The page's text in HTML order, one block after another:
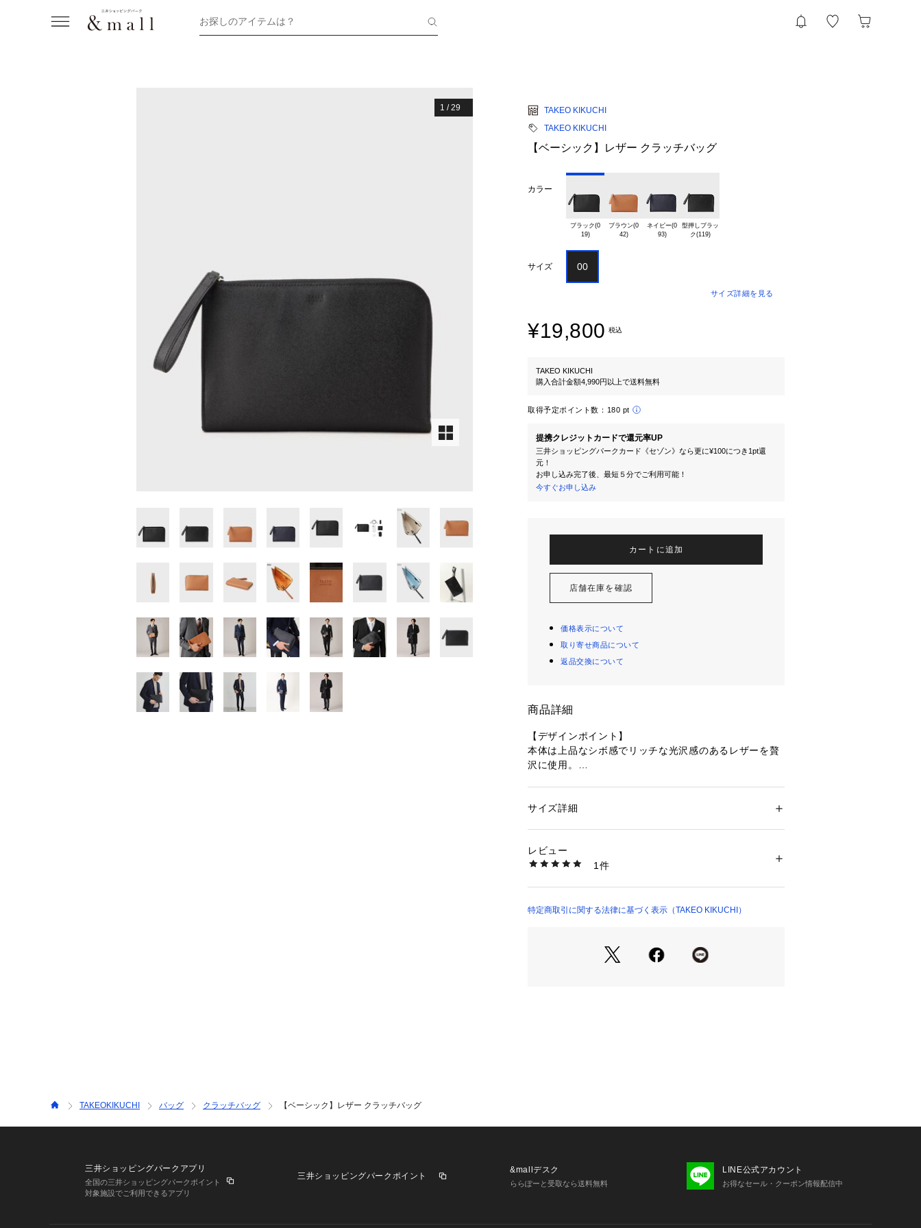
お探しのアイテムは？
1 /29
TAKEO KIKUCHI
TAKEO KIKUCHI
【ベーシック】レザー クラッチバッグ
カラー
ブラック(0
19)
ブラウン(0
42)
ネイビー(0
93)
型押しブラッ
サイズ 00
サイズ詳細を見る
¥19,800 税込
TAKEO KIKUCHI
購入合計金額4,990円以上で送料無料
取得予定ポイント数： 180 pt
提携クレジットカードで還元率UP
三井ショッピングパークカード《セゾン》なら更に¥100につき1pt還
元！
お申し込み完了後、最短５分でご利用可能！
今すぐお申し込み
カートに追加
店舗在庫を確認
価格表示について
取り寄せ商品について
返品交換について
商品詳細
【デザインポイント】
本体は上品なシボ感でリッチな光沢感のあるレザーを贅
沢に使用。
キャメル(042)カラーは、薄金のメッキの金具が上品な
仕上がり。
す。
大切な方へのギフトとしてもお薦めです。
性別：メンズ
商品番号：
070-01355 （ショップ）
サイズ詳細
レビュー
1件
特定商取引に関する法律に基づく表示（TAKEO KIKUCHI）
TAKEOKIKUCHI バッグ クラッチバッグ 【ベーシック】レザー クラッチバッグ
三井ショッピングパークアプリ
全国の三井ショッピングパークポイント
対象施設でご利用できるアプリ
三井ショッピングパークポイント
&mallデスク
ららぽーと受取なら送料無料
LINE公式アカウント
お得なセール・クーポン情報配信中